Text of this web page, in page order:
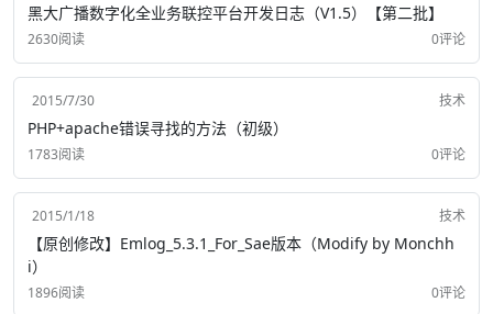
黑大广播数字化全业务联控平台开发日志（V1.5）【第二批】
2630阅读 0评论
2015/7/30 技术
PHP+apache错误寻找的方法（初级）
1783阅读 0评论
2015/1/18 技术
【原创修改】Emlog_5.3.1_For_Sae版本（Modify by Monchh
i）
1896阅读 0评论